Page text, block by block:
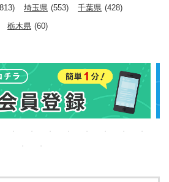
埼玉県 (553) 千葉県 (428)
栃木県 (60)